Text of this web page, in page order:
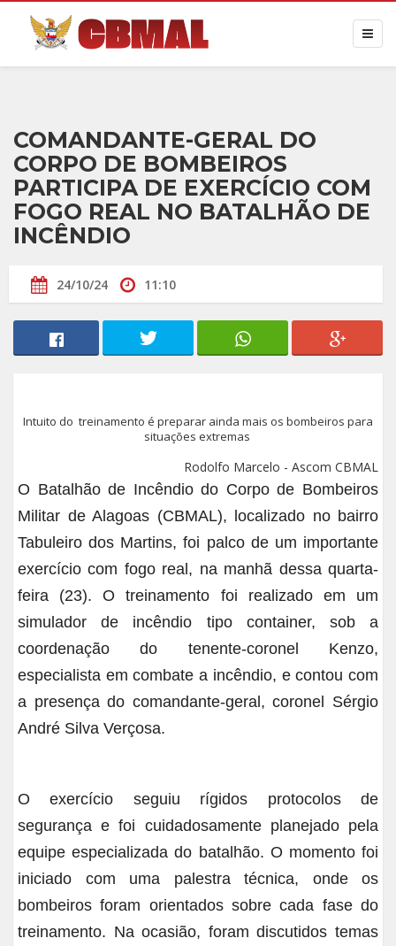
COMANDANTE-GERAL DO
CORPO DE BOMBEIROS
PARTICIPA DE EXERCÍCIO COM
FOGO REAL NO BATALHÃO DE
INCÊNDIO
24/10/24 11:10
Intuito do treinamento é preparar ainda mais os bombeiros para
situações extremas
Rodolfo Marcelo - Ascom CBMAL
O Batalhão de Incêndio do Corpo de Bombeiros
Militar de Alagoas (CBMAL), localizado no bairro
Tabuleiro dos Martins, foi palco de um importante
exercício com fogo real, na manhã dessa quarta-
feira (23). O treinamento foi realizado em um
simulador de incêndio tipo container, sob a
coordenação do tenente-coronel Kenzo,
especialista em combate a incêndio, e contou com
a presença do comandante-geral, coronel Sérgio
André Silva Verçosa.
O exercício seguiu rígidos protocolos de
segurança e foi cuidadosamente planejado pela
equipe especializada do batalhão. O momento foi
iniciado com uma palestra técnica, onde os
bombeiros foram orientados sobre cada fase do
treinamento. Na ocasião, foram discutidos temas